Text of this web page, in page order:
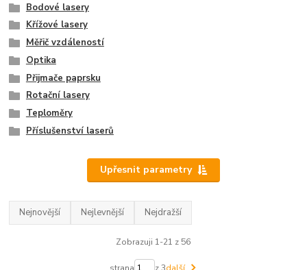
Bodové lasery
Křížové lasery
Měřič vzdáleností
Optika
Přijmače paprsku
Rotační lasery
Teploměry
Příslušenství laserů
Upřesnit parametry
Nejnovější Nejlevnější Nejdražší
Zobrazuji 1-21 z 56